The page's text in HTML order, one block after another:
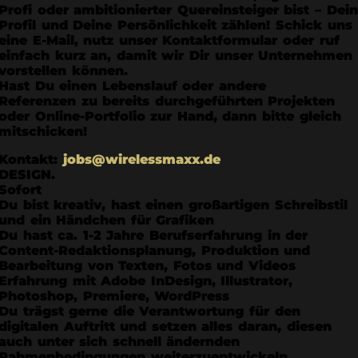
oder ambitionierter Quereinsteiger bist – Dein
und Deine Persönlichkeit zählen! Schick uns
E-Mail, nutz unser Kontaktformular oder ruf
kurz an, damit wir Dir unser Unternehmen
können.
Du einen Lebenslauf oder andere
zu bereits durchgeführten Projekten
Online-Portfolio zur Hand, dann bitte gleich
jobs@wirelessmaxx.de
bist kreativ, hast einen großartigen Schreibstil
ein Händchen für Grafiken
hast ca. 1-2 Jahre Berufserfahrung in der
Redaktionsplanung, Produktion und
von Texten, Fotos und Videos
mit Adobe InDesign, Illustrator,
Premiere, WordPress
trägst gerne die Verantwortung für den
Auftritt und setzen alles daran, diesen
unter sich schnell ändernden